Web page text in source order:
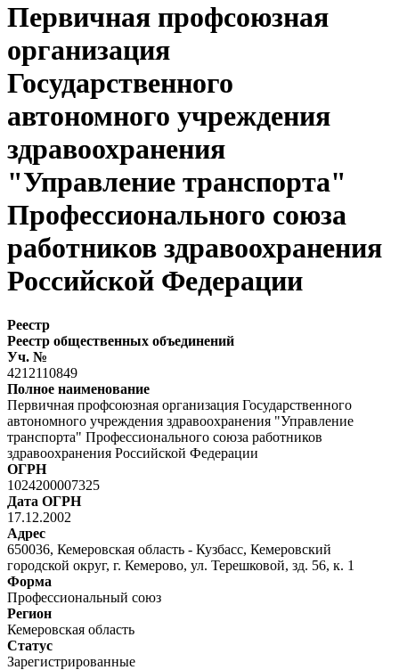
Первичная профсоюзная
организация
Государственного
автономного учреждения
здравоохранения
"Управление транспорта"
Профессионального союза
работников здравоохранения
Российской Федерации
Реестр
Реестр общественных объединений
Уч. №
4212110849
Полное наименование
Первичная профсоюзная организация Государственного
автономного учреждения здравоохранения "Управление
транспорта" Профессионального союза работников
здравоохранения Российской Федерации
ОГРН
1024200007325
Дата ОГРН
17.12.2002
Адрес
650036, Кемеровская область - Кузбасс, Кемеровский
городской округ, г. Кемерово, ул. Терешковой, зд. 56, к. 1
Форма
Профессиональный союз
Регион
Кемеровская область
Статус
Зарегистрированные